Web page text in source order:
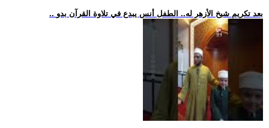
.. بعد تكريم شيخ الأزهر له.. الطفل أنس يبدع في تلاوة القرآن بدو